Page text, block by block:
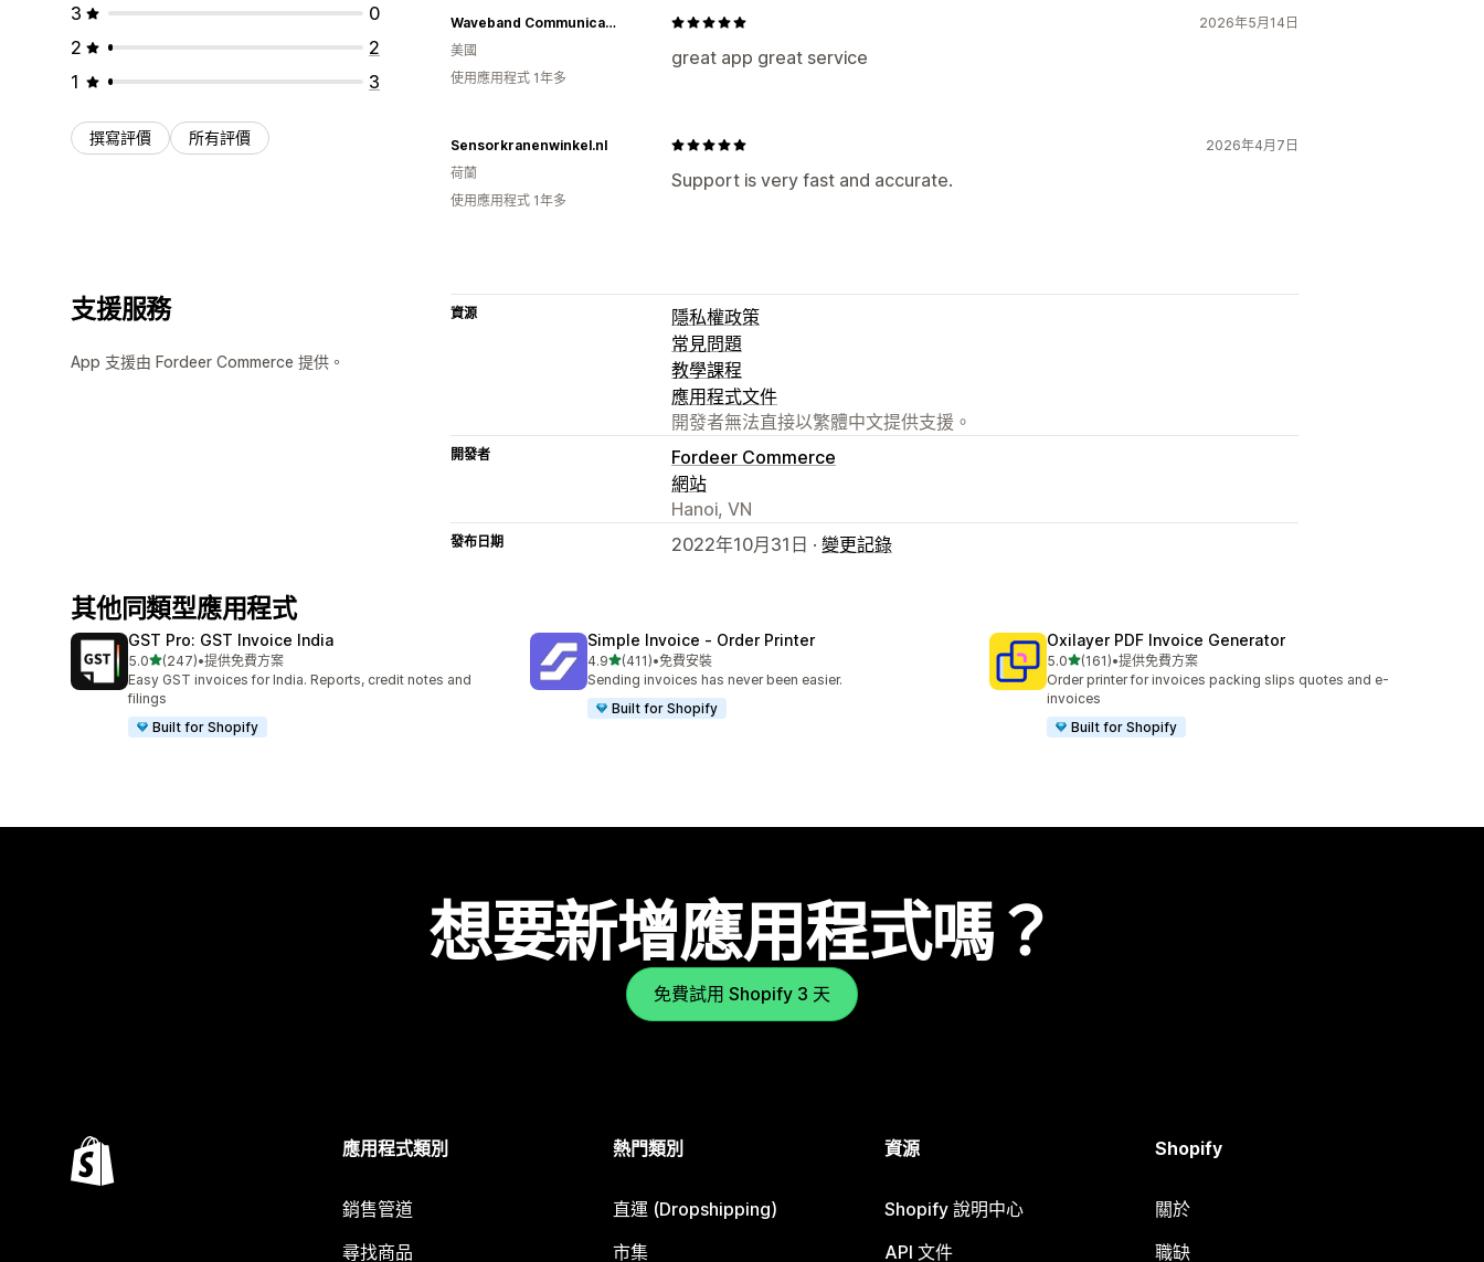
3
0
2
2
1
3
撰寫評價 所有評價
2026年5月14日
great app great service
Waveband Communications
美國
使用應用程式 1年多
2026年4月7日
Support is very fast and accurate.
Sensorkranenwinkel.nl
荷蘭
使用應用程式 1年多
支援服務
App 支援由 Fordeer Commerce 提供。
資源
隱私權政策
常見問題
教學課程
應用程式文件
開發者無法直接以繁體中文提供支援。
開發者
Fordeer Commerce
網站
Hanoi, VN
發布日期 2022年10月31日 · 變更記錄
其他同類型應用程式
GST Pro: GST Invoice India
5.0滿分 5 顆星
(247)
共有 247 則評價
•提供免費方案
Easy GST invoices for India. Reports, credit notes and
filings
Built for Shopify
Simple Invoice ‑ Order Printer
4.9滿分 5 顆星
(411)
共有 411 則評價
•免費安裝
Sending invoices has never been easier.
Built for Shopify
Oxilayer PDF Invoice Generator
5.0滿分 5 顆星
(161)
共有 161 則評價
•提供免費方案
Order printer for invoices packing slips quotes and e-
invoices
Built for Shopify
想要新增應用程式嗎？
免費試用 Shopify 3 天
應用程式類別
銷售管道
尋找商品
熱門類別
直運 (Dropshipping)
市集
資源
Shopify 說明中心
API 文件
Shopify
關於
職缺